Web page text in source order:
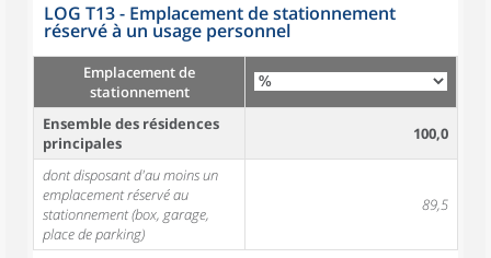
LOG T13 - Emplacement de stationnement
réservé à un usage personnel
Emplacement de
stationnement
Ensemble des résidences
principales
100,0
dont disposant d'au moins un
emplacement réservé au
stationnement (box, garage,
place de parking)
89,5